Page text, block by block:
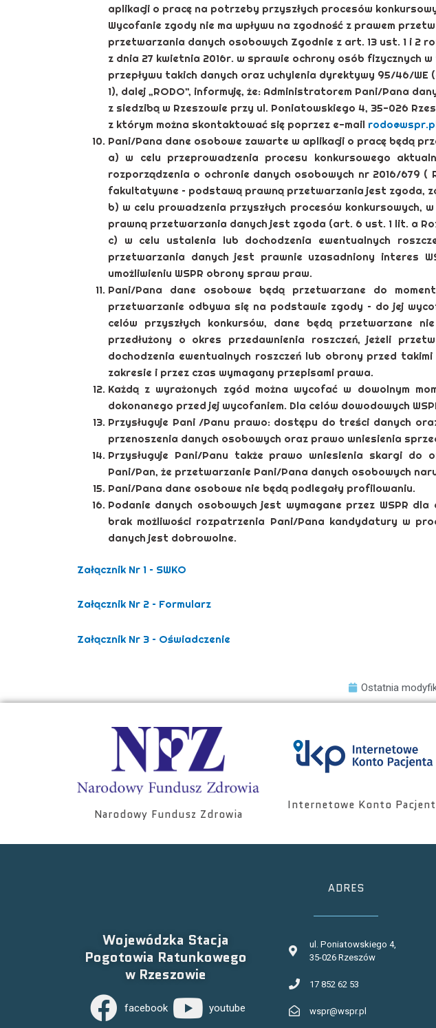
aplikacji o pracę na potrzeby przyszłych procesów
Wycofanie zgody nie ma wpływu na zgodność z prawem
przetwarzania danych osobowych Zgodnie z art. 13 ust. 1 i 2
z dnia 27 kwietnia 2016r. w sprawie ochrony osób fizycznych
przepływu takich danych oraz uchylenia dyrektywy 95/46/WE
1), dalej „RODO”, informuję, że: Administratorem Pani/Pana
z siedzibą w Rzeszowie przy ul. Poniatowskiego 4, 35-026
z którym można skontaktować się poprzez e-mail
Pani/Pana dane osobowe zawarte w aplikacji o pracę będą
a) w celu przeprowadzenia procesu konkursowego
rozporządzenia o ochronie danych osobowych nr 2016/679 (
fakultatywne – podstawą prawną przetwarzania jest zgoda,
b) w celu prowadzenia przyszłych procesów konkursowych,
prawną przetwarzania danych jest zgoda (art. 6 ust. 1 lit. a
c) w celu ustalenia lub dochodzenia ewentualnych
przetwarzania danych jest prawnie uzasadniony interes
umożliwieniu WSPR obrony spraw praw.
Pani/Pana dane osobowe będą przetwarzane do
przetwarzanie odbywa się na podstawie zgody – do jej
celów przyszłych konkursów, dane będą przetwarzane
przedłużony o okres przedawnienia roszczeń, jeżeli
dochodzenia ewentualnych roszczeń lub obrony przed
zakresie i przez czas wymagany przepisami prawa.
Każdą z wyrażonych zgód można wycofać w dowolnym
dokonanego przed jej wycofaniem. Dla celów dowodowych
Przysługuje Pani /Panu prawo: dostępu do treści danych
przenoszenia danych osobowych oraz prawo wniesienia
Przysługuje Pani/Panu także prawo wniesienia skargi do
Pani/Pan, że przetwarzanie Pani/Pana danych osobowych
Pani/Pana dane osobowe nie będą podlegały profilowaniu.
Podanie danych osobowych jest wymagane przez WSPR
brak możliwości rozpatrzenia Pani/Pana kandydatury w
danych jest dobrowolne.
Załącznik Nr 1 – SWKO
Załącznik Nr 2 – Formularz
Załącznik Nr 3 – Oświadczenie
Ostatnia
Narodowy Fundusz Zdrowia
Internetowe Konto
Wojewódzka Stacja
Pogotowia Ratunkowego
w Rzeszowie
facebook youtube
ADRES
ul. Poniatowskiego 4,
35-026 Rzeszów
17 852 62 53
wspr@wspr.pl